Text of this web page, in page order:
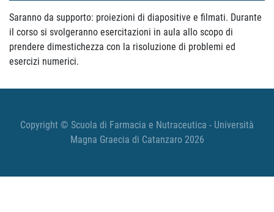
Saranno da supporto: proiezioni di diapositive e filmati. Durante
il corso si svolgeranno esercitazioni in aula allo scopo di
prendere dimestichezza con la risoluzione di problemi ed
esercizi numerici.
Copyright © Scuola di Farmacia e Nutraceutica - Università
Magna Graecia di Catanzaro 2026